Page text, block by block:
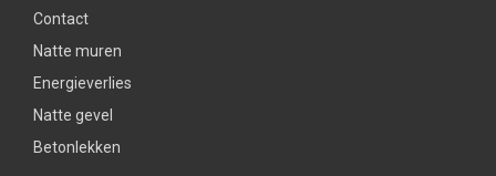
Contact
Natte muren
Energieverlies
Natte gevel
Betonlekken